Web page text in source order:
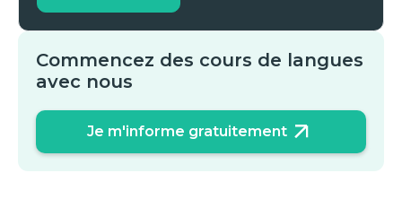
Commencez des cours de langues
avec nous
Je m'informe gratuitement